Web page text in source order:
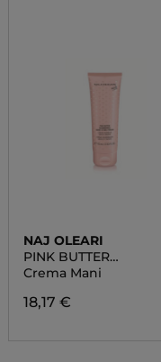
NAJ OLEARI
PINK BUTTER
NOURISHING HAND &
NAIL CREAM
Crema Mani
18,17 €